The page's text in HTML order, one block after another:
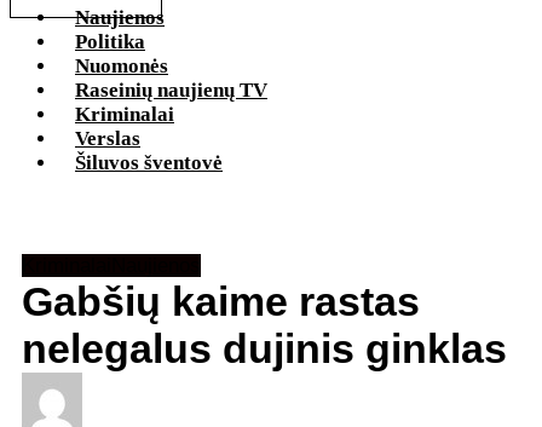
Naujienos
Politika
Nuomonės
Raseinių naujienų TV
Kriminalai
Verslas
Šiluvos šventovė
Gabšių kaime rastas
nelegalus dujinis ginklas